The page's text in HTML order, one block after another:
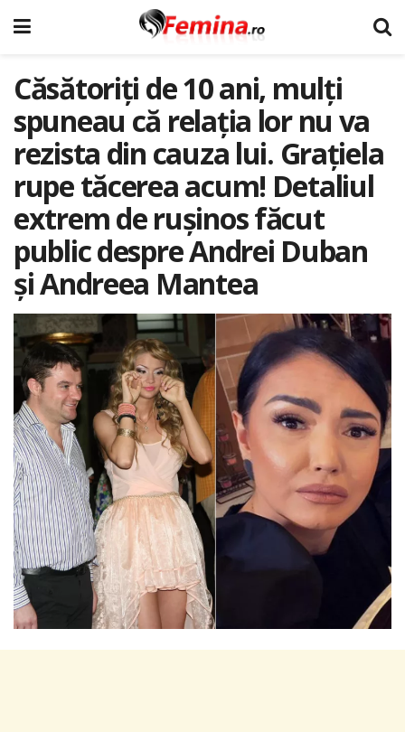
Căsătoriți de 10 ani, mulți
spuneau că relația lor nu va
rezista din cauza lui. Grațiela
rupe tăcerea acum! Detaliul
extrem de rușinos făcut
public despre Andrei Duban
și Andreea Mantea